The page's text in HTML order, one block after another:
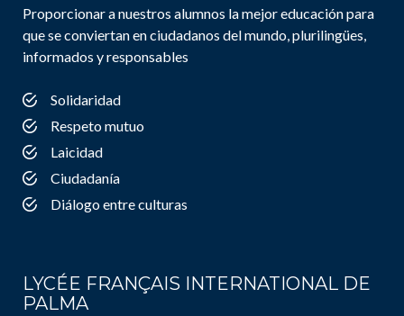
Proporcionar a nuestros alumnos la mejor educación para
que se conviertan en ciudadanos del mundo, plurilingües,
informados y responsables
Solidaridad
Respeto mutuo
Laicidad
Ciudadanía
Diálogo entre culturas
LYCÉE FRANÇAIS INTERNATIONAL DE
PALMA